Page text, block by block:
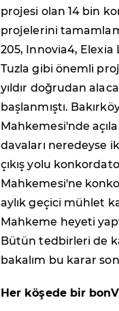
projesi olan 14 bin
projelerini
205, Innovia4,
Tuzla gibi önemli
yıldır doğrudan
başlanmıştı.
Mahkemesi'nde
davaları neredeyse
çıkış yolu
Mahkemesi'ne
aylık geçici mühlet
Mahkeme heyeti
Bütün tedbirleri de
bakalım bu karar
Her köşede bir